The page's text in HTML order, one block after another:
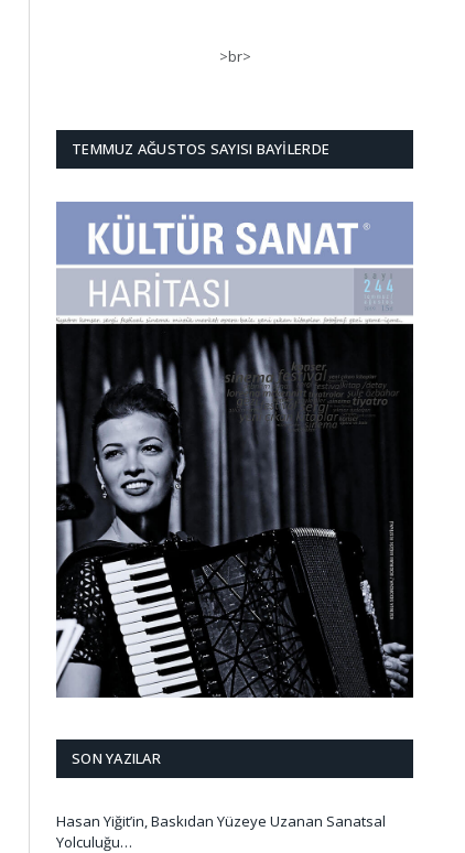
>br>
TEMMUZ AĞUSTOS SAYISI BAYILERDE
SON YAZILAR
Hasan Yiğit’in, Baskıdan Yüzeye Uzanan Sanatsal
Yolculuğu…